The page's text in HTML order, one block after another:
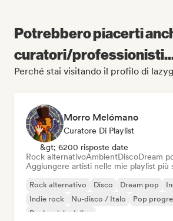
Potrebbero piacerti
curatori/
Perché stai visitando il profilo di
Morro Melómano
Curatore Di Playlist
&gt; 6200 risposte date
Rock alternativoAmbientDiscoDream
Aggiungere artisti nelle mie playlist più
Rock alternativo Disco Dream pop
Indie rock
Nu-disco / Italo
Pop
Rock psichedelico